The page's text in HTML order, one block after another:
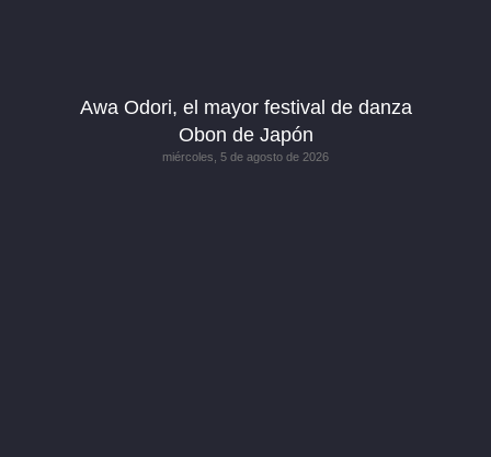
Awa Odori, el mayor festival de danza
Obon de Japón
miércoles, 5 de agosto de 2026